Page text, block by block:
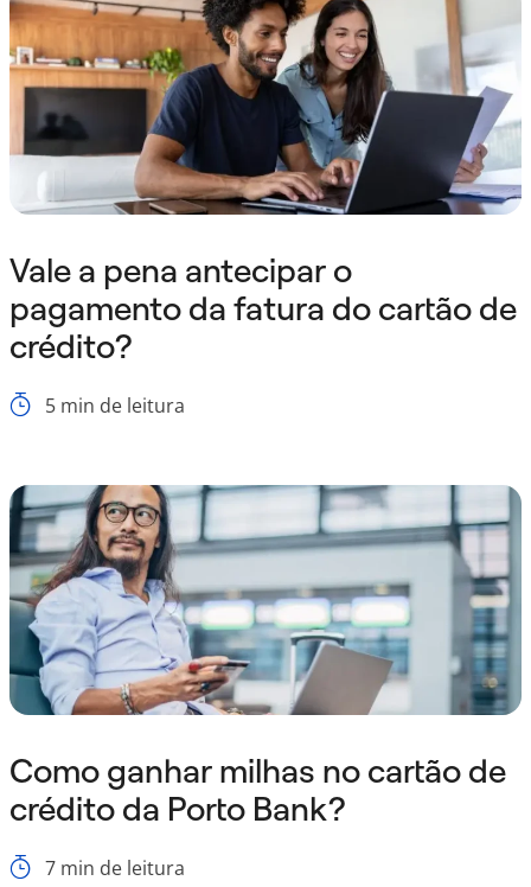
Vale a pena antecipar o
pagamento da fatura do cartão de
crédito?
5 min de leitura
Como ganhar milhas no cartão de
crédito da Porto Bank?
7 min de leitura